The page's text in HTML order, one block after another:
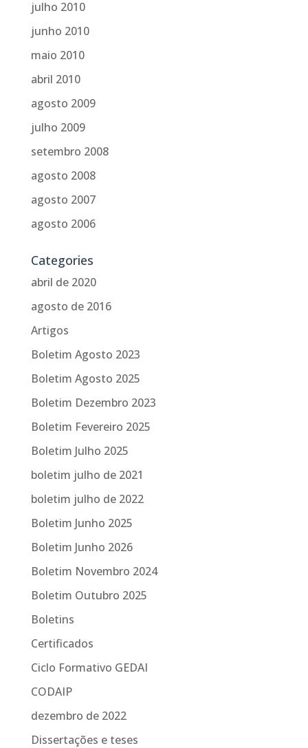
julho 2010
junho 2010
maio 2010
abril 2010
agosto 2009
julho 2009
setembro 2008
agosto 2008
agosto 2007
agosto 2006
Categories
abril de 2020
agosto de 2016
Artigos
Boletim Agosto 2023
Boletim Agosto 2025
Boletim Dezembro 2023
Boletim Fevereiro 2025
Boletim Julho 2025
boletim julho de 2021
boletim julho de 2022
Boletim Junho 2025
Boletim Junho 2026
Boletim Novembro 2024
Boletim Outubro 2025
Boletins
Certificados
Ciclo Formativo GEDAI
CODAIP
dezembro de 2022
Dissertações e teses